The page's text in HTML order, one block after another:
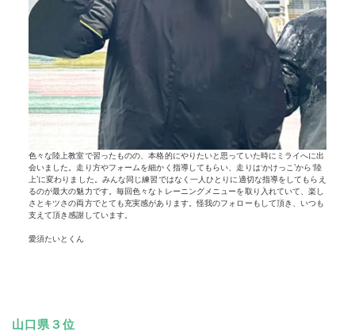
色々な陸上教室で習ったものの、本格的にやりたいと思っていた時にミライへに出
会いました。走り方やフォームを細かく指導してもらい、走りは‘かけっこ’から‘陸
上’に変わりました。みんな同じ練習ではなく一人ひとりに適切な指導をしてもらえ
るのが最大の魅力です。毎回色々なトレーニングメニューを取り入れていて、楽し
さとキツさの両方でとても充実感があります。怪我のフォローもして頂き、いつも
支えて頂き感謝しています。
愛須たいとくん
山口県３位